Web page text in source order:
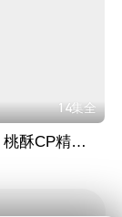
14集全
舒克与桃花 桃酥CP精华版